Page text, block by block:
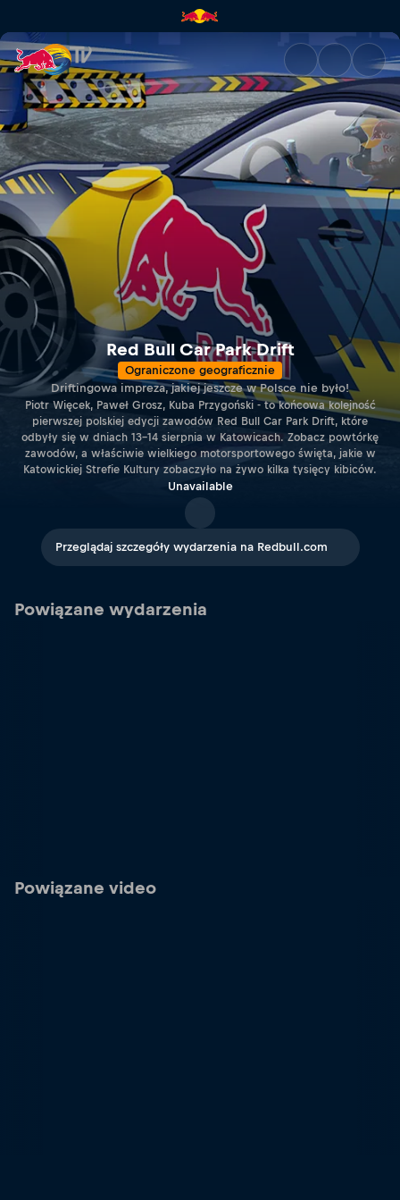
Red Bull Car Park Drift | Red
Red Bull Car Park Drift
Ograniczone geograficznie
Driftingowa impreza, jakiej jeszcze w Polsce nie było!
Piotr Więcek, Paweł Grosz, Kuba Przygoński - to końcowa kolejność
pierwszej polskiej edycji zawodów Red Bull Car Park Drift, które
odbyły się w dniach 13-14 sierpnia w Katowicach. Zobacz powtórkę
zawodów, a właściwie wielkiego motorsportowego święta, jakie w
Katowickiej Strefie Kultury zobaczyło na żywo kilka tysięcy kibiców.
Unavailable
Przeglądaj szczegóły wydarzenia na Redbull.com
Powiązane wydarzenia
Powiązane video